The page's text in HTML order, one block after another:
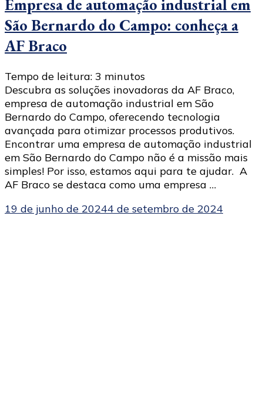
Empresa de automação industrial em
São Bernardo do Campo: conheça a
AF Braco
Tempo de leitura: 3 minutos
Descubra as soluções inovadoras da AF Braco,
empresa de automação industrial em São
Bernardo do Campo, oferecendo tecnologia
avançada para otimizar processos produtivos.
Encontrar uma empresa de automação industrial
em São Bernardo do Campo não é a missão mais
simples! Por isso, estamos aqui para te ajudar. A
AF Braco se destaca como uma empresa …
19 de junho de 20244 de setembro de 2024